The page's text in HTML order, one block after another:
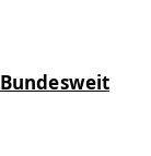
Bundesweit